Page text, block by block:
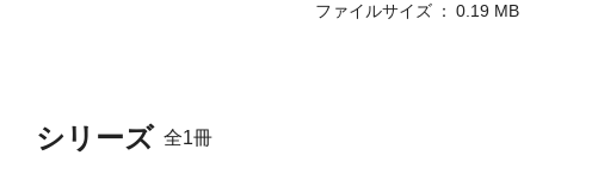
シリーズ 全1冊
ファイルサイズ
0.19 MB